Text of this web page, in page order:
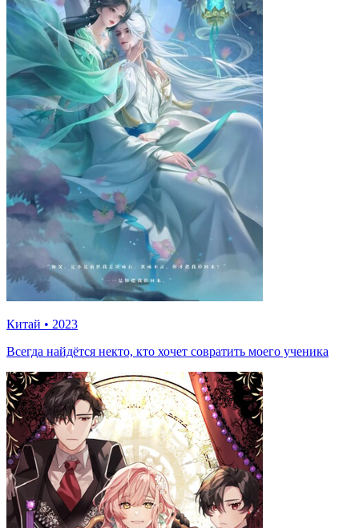
Китай • 2023
Всегда найдётся некто, кто хочет совратить моего ученика